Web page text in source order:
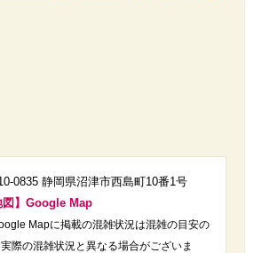
0835 静岡県沼津市西島町10番1号
図】Google Map
Mapに掲載の混雑状況は混雑の目安の
際の混雑状況と異なる場合がございま